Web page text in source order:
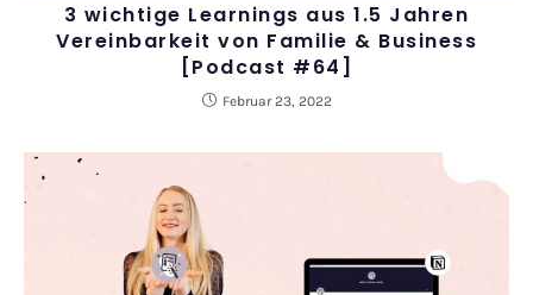
3 wichtige Learnings aus 1.5 Jahren
Vereinbarkeit von Familie & Business
[Podcast #64]
Februar 23, 2022